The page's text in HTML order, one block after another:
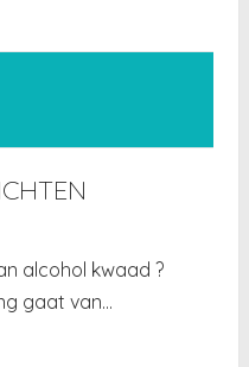
alcohol kwaad ?
gaat van…